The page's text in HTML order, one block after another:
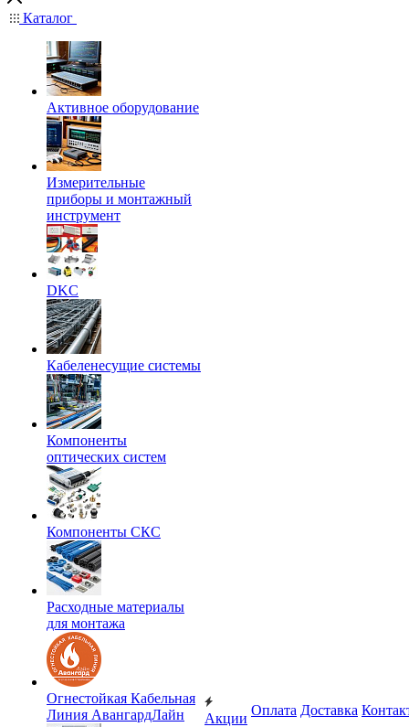
Каталог
Активное оборудование
Измерительные
приборы и монтажный
инструмент
DKC
Кабеленесущие системы
Компоненты
оптических систем
Компоненты СКС
Расходные материалы
для монтажа
Огнестойкая Кабельная
Линия АвангардЛайн
Акции
Оплата Доставка